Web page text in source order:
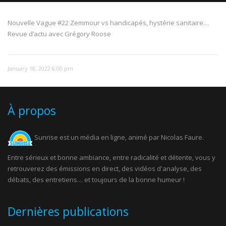
Nouvelle Vague #22 Zemmour vs handicapés, hystérie sanitaire…
Revue d’actu avec Grégory Roose
January 18, 2022 8:00 pm
À propos
Sunrise est un média en ligne, animé par Nicolas Faure.
Entre sérieux et bonne ambiance, entre radicalité et détente, vous y
retrouverez des émissions en direct, des vidéos d'analyse, des
débats, des entretiens… et toujours de la bonne humeur !
Dernières publications